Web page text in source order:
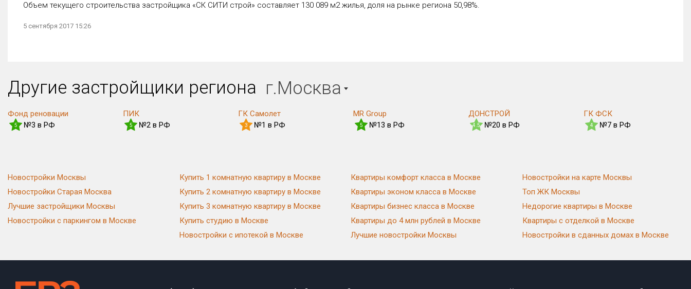
Объем текущего строительства застройщика «СК СИТИ строй» составляет 130 089 м2 жилья, доля на рынке региона 50,98%.
5 сентября 2017 15:26
Другие застройщики региона г.Москва
Фонд реновации
5 №3 в РФ
ПИК
5 №2 в РФ
ГК Самолет
3 №1 в РФ
MR Group
5 №13 в РФ
ДОНСТРОЙ
4.5 №20 в РФ
ГК ФСК
4 №7 в РФ
Новостройки Москвы
Новостройки Старая Москва
Лучшие застройщики Москвы
Новостройки с паркингом в Москве
Купить 1 комнатную квартиру в Москве
Купить 2 комнатную квартиру в Москве
Купить 3 комнатную квартиру в Москве
Купить студию в Москве
Новостройки с ипотекой в Москве
Квартиры комфорт класса в Москве
Квартиры эконом класса в Москве
Квартиры бизнес класса в Москве
Квартиры до 4 млн рублей в Москве
Лучшие новостройки Москвы
Новостройки на карте Москвы
Топ ЖК Москвы
Недорогие квартиры в Москве
Квартиры с отделкой в Москве
Новостройки в сданных домах в Москве